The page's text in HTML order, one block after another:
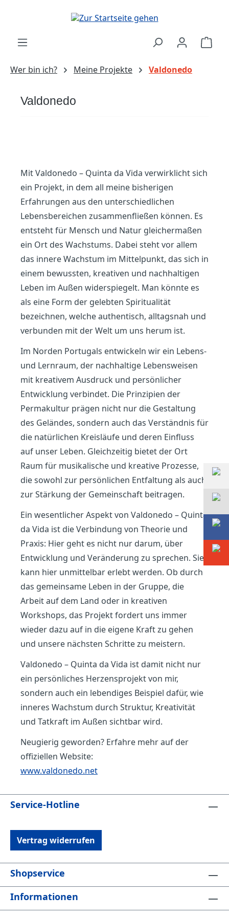
Zum Hauptinhalt springen
Wer bin ich? Meine Projekte Valdonedo
Valdonedo
Mit Valdonedo – Quinta da Vida verwirklicht sich
ein Projekt, in dem all meine bisherigen
Erfahrungen aus den unterschiedlichen
Lebensbereichen zusammenfließen können. Es
entsteht für Mensch und Natur gleichermaßen
ein Ort des Wachstums. Dabei steht vor allem
das innere Wachstum im Mittelpunkt, das sich in
einem bewussten, kreativen und nachhaltigen
Leben im Außen widerspiegelt. Man könnte es
als eine Form der gelebten Spiritualität
bezeichnen, welche authentisch, alltagsnah und
verbunden mit der Welt um uns herum ist.
Im Norden Portugals entwickeln wir ein Lebens-
und Lernraum, der nachhaltige Lebensweisen
mit kreativem Ausdruck und persönlicher
Entwicklung verbindet. Die Prinzipien der
Permakultur prägen nicht nur die Gestaltung
des Geländes, sondern auch das Verständnis für
die natürlichen Kreisläufe und deren Einfluss
auf unser Leben. Gleichzeitig bietet der Ort
Raum für musikalische und kreative Prozesse,
die sowohl zur persönlichen Entfaltung als auch
zur Stärkung der Gemeinschaft beitragen.
Ein wesentlicher Aspekt von Valdonedo – Quinta
da Vida ist die Verbindung von Theorie und
Praxis: Hier geht es nicht nur darum, über
Entwicklung und Veränderung zu sprechen. Sie
kann hier unmittelbar erlebt werden. Ob durch
das gemeinsame Leben in der Gruppe, die
Arbeit auf dem Land oder in kreativen
Workshops, das Projekt fordert uns immer
wieder dazu auf in die eigene Kraft zu gehen
und unsere nächsten Schritte zu meistern.
Valdonedo – Quinta da Vida ist damit nicht nur
ein persönliches Herzensprojekt von mir,
sondern auch ein lebendiges Beispiel dafür, wie
inneres Wachstum durch Struktur, Kreativität
und Tatkraft im Außen sichtbar wird.
Neugierig geworden? Erfahre mehr auf der
offiziellen Website:
www.valdonedo.net
Service-Hotline
Vertrag widerrufen
Shopservice
Informationen